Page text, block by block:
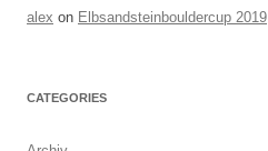
alex on Elbsandsteinbouldercup 2019
CATEGORIES